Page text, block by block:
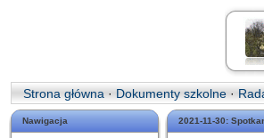
Strona główna · Dokumenty szkolne ·
Nawigacja 2021-11-30: